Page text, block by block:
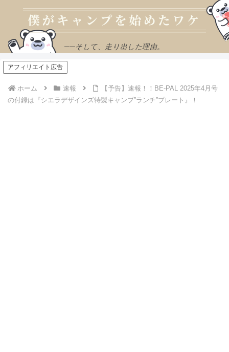
──そして、走り出した理由。
アフィリエイト広告
ホーム 速報
【予告】速報！！BE-PAL 2025年4月号
の付録は『シエラデザインズ特製キャンプ”ランチ”プレート』！